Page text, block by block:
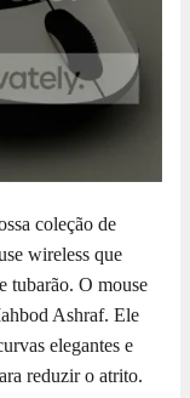
coleção de
wireless que
tubarão. O mouse
Ashraf. Ele
elegantes e
reduzir o atrito.